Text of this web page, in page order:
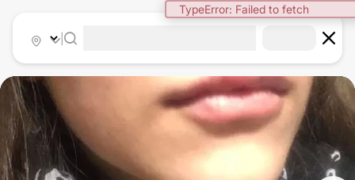
TypeError: Failed to fetch